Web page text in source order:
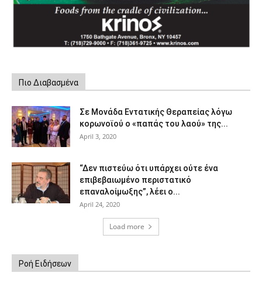
Πιο Διαβασμένα
Σε Μονάδα Εντατικής Θεραπείας λόγω
κορωνοϊού ο «παπάς του λαού» της...
April 3, 2020
“Δεν πιστεύω ότι υπάρχει ούτε ένα
επιβεβαιωμένο περιστατικό
επαναλοίμωξης”, λέει ο...
April 24, 2020
Load more
Ροή Ειδήσεων